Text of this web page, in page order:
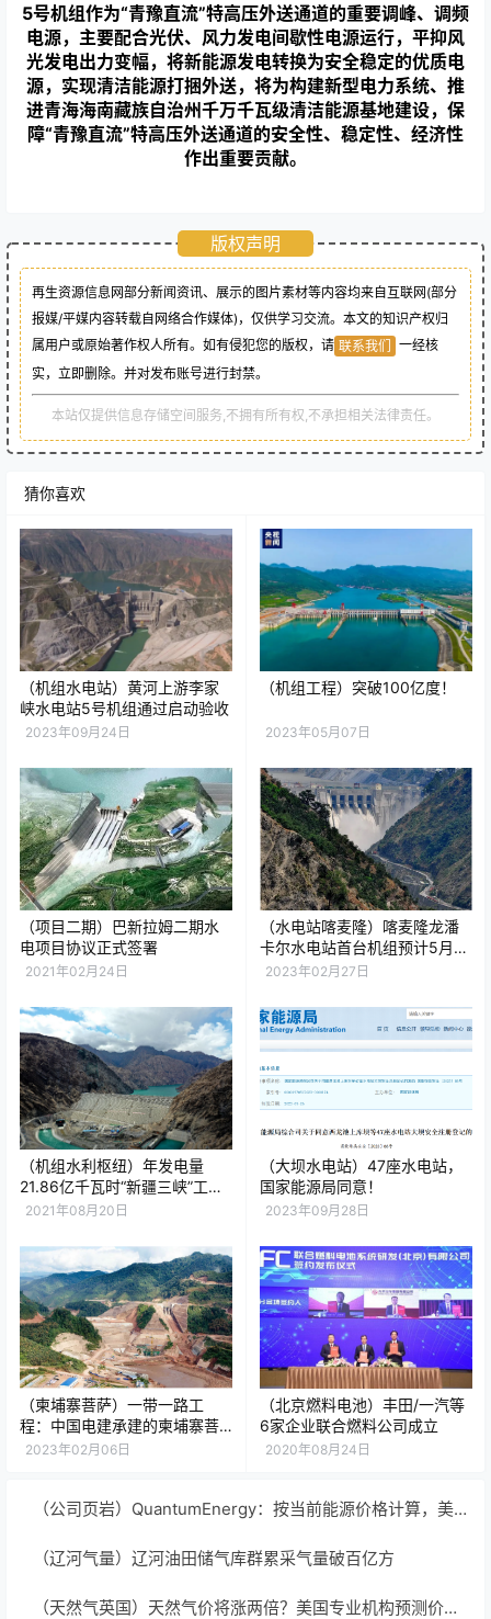
5号机组作为“青豫直流”特高压外送通道的重要调峰、调频
电源，主要配合光伏、风力发电间歇性电源运行，平抑风
光发电出力变幅，将新能源发电转换为安全稳定的优质电
源，实现清洁能源打捆外送，将为构建新型电力系统、推
进青海海南藏族自治州千万千瓦级清洁能源基地建设，保
障“青豫直流”特高压外送通道的安全性、稳定性、经济性
作出重要贡献。
版权声明
再生资源信息网部分新闻资讯、展示的图片素材等内容均来自互联网(部分
报媒/平媒内容转载自网络合作媒体)，仅供学习交流。本文的知识产权归
属用户或原始著作权人所有。如有侵犯您的版权，请 联系我们
一经核
实，立即删除。并对发布账号进行封禁。
本站仅提供信息存储空间服务,不拥有所有权,不承担相关法律责任。
猜你喜欢
（机组水电站）黄河上游李家
峡水电站5号机组通过启动验收
2023年09月24日
（机组工程）突破100亿度！
2023年05月07日
（项目二期）巴新拉姆二期水
电项目协议正式签署
2021年02月24日
（水电站喀麦隆）喀麦隆龙潘
卡尔水电站首台机组预计5月试
运行
2023年02月27日
（机组水利枢纽）年发电量
21.86亿千瓦时“新疆三峡”工程
6台机组全部并网发电
2021年08月20日
（大坝水电站）47座水电站，
国家能源局同意！
2023年09月28日
（柬埔寨菩萨）一带一路工
程：中国电建承建的柬埔寨菩
萨河水电站项目计划2026年底
2023年02月06日
（北京燃料电池）丰田/一汽等
6家企业联合燃料公司成立
2020年08月24日
（公司页岩）QuantumEnergy：按当前能源价格计算，美国页岩明年钻探活动将下降20%
（辽河气量）辽河油田储气库群累采气量破百亿方
（天然气英国）天然气价将涨两倍？美国专业机构预测价格超100欧元/兆瓦时！